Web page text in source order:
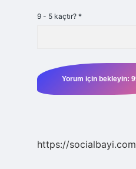
9 - 5 kaçtır? *
https://socialbayi.com